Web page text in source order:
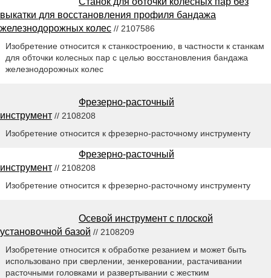
выкатки для восстановления профиля бандажа
железнодорожных колес // 2107586
Изобретение относится к станкостроению, в частности к станкам
для обточки колесных пар с целью восстановления бандажа
железнодорожных колес
Фрезерно-расточный
инструмент // 2108208
Изобретение относится к фрезерно-расточному инструменту
Фрезерно-расточный
инструмент // 2108208
Изобретение относится к фрезерно-расточному инструменту
Осевой инструмент с плоской
установочной базой // 2108209
Изобретение относится к обработке резанием и может быть
использовано при сверлении, зенкеровании, растачивании
расточными головками и развертывании с жестким